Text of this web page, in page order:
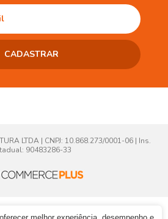
LTDA | CNPJ: 10.868.273/0001-06 | Ins.
90483286-33